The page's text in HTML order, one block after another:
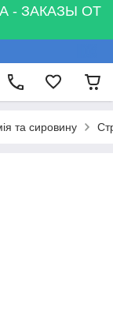
- ЗАКАЗЫ ОТ
та сировину